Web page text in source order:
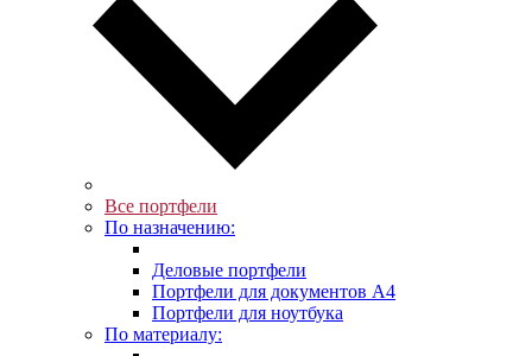
Все портфели
По назначению:
Деловые портфели
Портфели для документов A4
Портфели для ноутбука
По материалу: